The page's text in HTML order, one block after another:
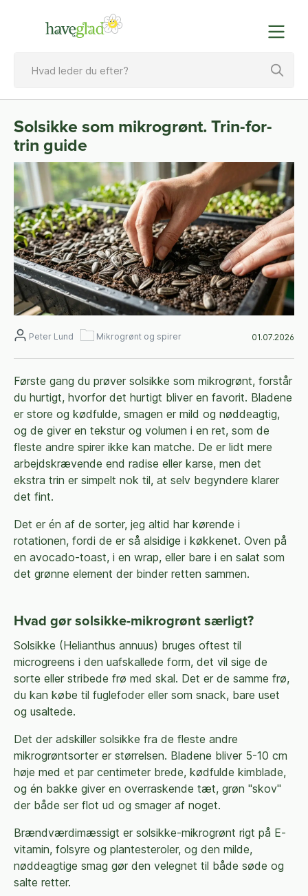
Solsikke som mikrogrønt. Trin-for-
trin guide
Peter Lund Mikrogrønt og spirer 01.07.2026
Første gang du prøver solsikke som mikrogrønt, forstår
du hurtigt, hvorfor det hurtigt bliver en favorit. Bladene
er store og kødfulde, smagen er mild og nøddeagtig,
og de giver en tekstur og volumen i en ret, som de
fleste andre spirer ikke kan matche. De er lidt mere
arbejdskrævende end radise eller karse, men det
ekstra trin er simpelt nok til, at selv begyndere klarer
det fint.
Det er én af de sorter, jeg altid har kørende i
rotationen, fordi de er så alsidige i køkkenet. Oven på
en avocado-toast, i en wrap, eller bare i en salat som
det grønne element der binder retten sammen.
Hvad gør solsikke-mikrogrønt særligt?
Solsikke (Helianthus annuus) bruges oftest til
microgreens i den uafskallede form, det vil sige de
sorte eller stribede frø med skal. Det er de samme frø,
du kan købe til fuglefoder eller som snack, bare uset
og usaltede.
Det der adskiller solsikke fra de fleste andre
mikrogrøntsorter er størrelsen. Bladene bliver 5-10 cm
høje med et par centimeter brede, kødfulde kimblade,
og én bakke giver en overraskende tæt, grøn "skov"
der både ser flot ud og smager af noget.
Brændværdimæssigt er solsikke-mikrogrønt rigt på E-
vitamin, folsyre og plantesteroler, og den milde,
nøddeagtige smag gør den velegnet til både søde og
salte retter.